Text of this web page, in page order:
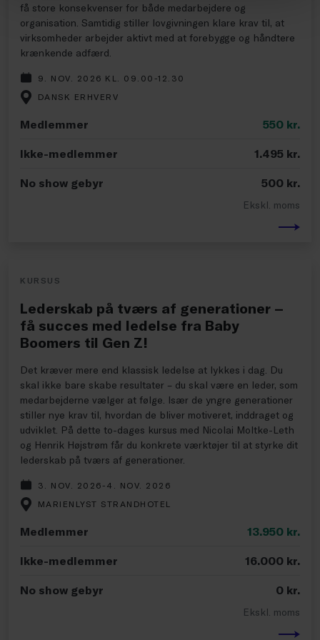
få store konsekvenser for både medarbejdere og
organisation. Samtidig stiller lovgivningen klare krav til, at
virksomheder arbejder aktivt med at forebygge og håndtere
krænkende adfærd.
9. NOV. 2026 KL. 09.00-12.30
DANSK ERHVERV
Medlemmer 550 kr.
Ikke-medlemmer 1.495 kr.
No show gebyr 500 kr.
Ekskl. moms
KURSUS
Lederskab på tværs af generationer –
få succes med ledelse fra Baby
Boomers til Gen Z!
Det kræver mere end klassisk ledelse at lykkes i dag. Du
skal ikke bare skabe resultater – du skal være en leder, som
medarbejderne vælger at følge. Især de yngre generationer
stiller nye krav til, hvordan de bliver motiveret, inddraget og
udviklet. På dette to-dages kursus med Nicolai Moltke-Leth
og Henrik Højstrøm får du konkrete værktøjer til at styrke dit
lederskab på tværs af generationer.
3. NOV. 2026-4. NOV. 2026
MARIENLYST STRANDHOTEL
Medlemmer 13.950 kr.
Ikke-medlemmer 16.000 kr.
No show gebyr 0 kr.
Ekskl. moms